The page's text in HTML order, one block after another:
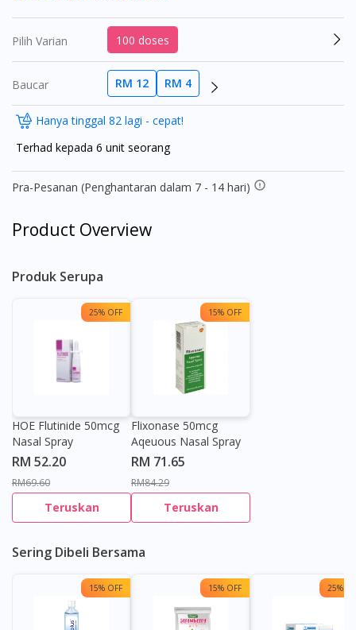
Pilih Varian 100 doses
Baucar RM 12 RM 4
Hanya tinggal 82 lagi - cepat!
Terhad kepada 6 unit seorang
Pra-Pesanan (Penghantaran dalam 7 - 14 hari)
Product Overview
Produk Serupa
25% OFF
HOE Flutinide 50mcg
Nasal Spray
RM 52.20
RM69.60
Teruskan
15% OFF
Flixonase 50mcg
Aqeuous Nasal Spray
RM 71.65
RM84.29
Teruskan
Sering Dibeli Bersama
15% OFF 15% OFF 25%